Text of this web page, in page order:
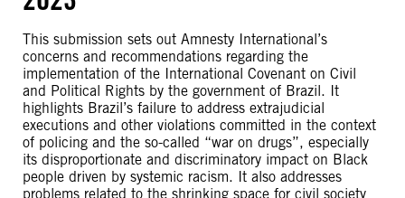
This submission sets out Amnesty International’s
concerns and recommendations regarding the
implementation of the International Covenant on Civil
and Political Rights by the government of Brazil. It
highlights Brazil’s failure to address extrajudicial
executions and other violations committed in the context
of policing and the so-called “war on drugs”, especially
its disproportionate and discriminatory impact on Black
people driven by systemic racism. It also addresses
problems related to the shrinking space for civil society